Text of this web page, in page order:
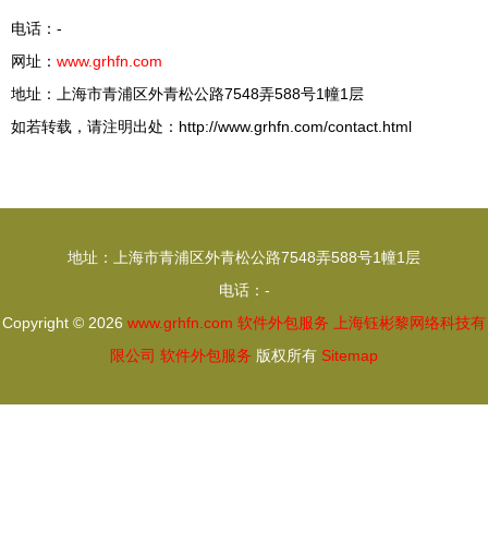
电话：-
网址： www.grhfn.com
地址：上海市青浦区外青松公路7548弄588号1幢1层
如若转载，请注明出处：http://www.grhfn.com/contact.html
地址：上海市青浦区外青松公路7548弄588号1幢1层
电话：-
Copyright © 2026 www.grhfn.com 软件外包服务
上海钰彬黎网络科技有
限公司 软件外包服务 版权所有 Sitemap